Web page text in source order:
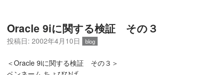
Oracle 9iに関する検証 その３
投稿日: 2002年4月10日 blog
＜Oracle 9iに関する検証 その３＞